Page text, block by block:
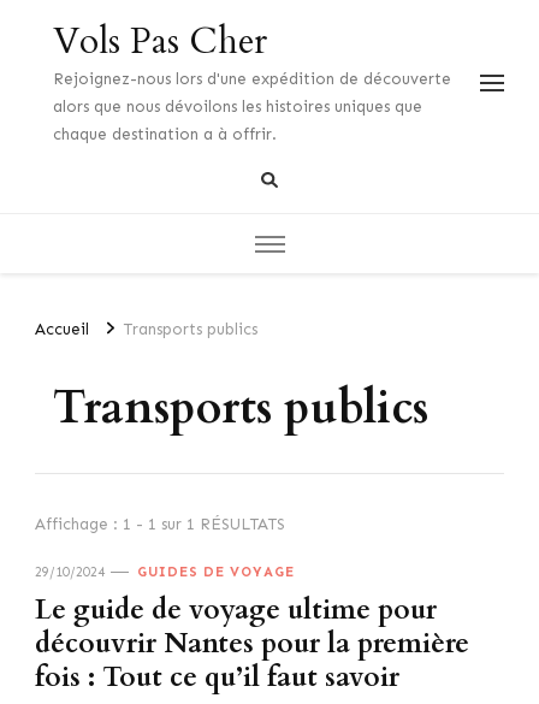
Vols Pas Cher
Rejoignez-nous lors d'une expédition de découverte
alors que nous dévoilons les histoires uniques que
chaque destination a à offrir.
Accueil Transports publics
Transports publics
Affichage : 1 - 1 sur 1 RÉSULTATS
29/10/2024 GUIDES DE VOYAGE
Le guide de voyage ultime pour
découvrir Nantes pour la première
fois : Tout ce qu’il faut savoir